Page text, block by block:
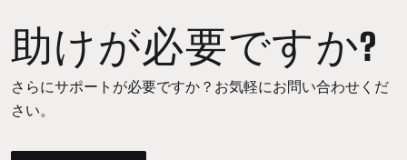
助けが必要ですか?
さらにサポートが必要ですか？お気軽にお問い合わせくだ
さい。